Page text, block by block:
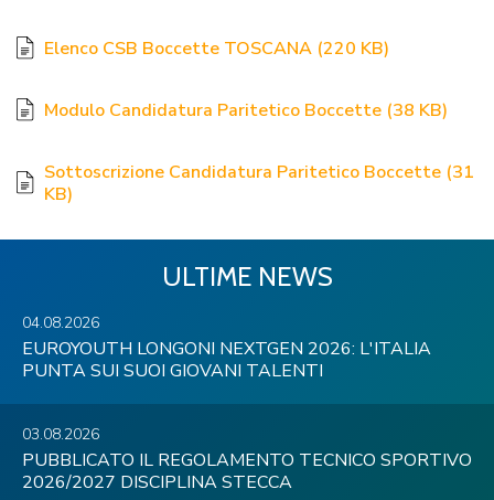
Elenco CSB Boccette TOSCANA (220 KB)
Modulo Candidatura Paritetico Boccette (38 KB)
Sottoscrizione Candidatura Paritetico Boccette (31
KB)
ULTIME NEWS
04.08.2026
EUROYOUTH LONGONI NEXTGEN 2026: L'ITALIA
PUNTA SUI SUOI GIOVANI TALENTI
03.08.2026
PUBBLICATO IL REGOLAMENTO TECNICO SPORTIVO
2026/2027 DISCIPLINA STECCA